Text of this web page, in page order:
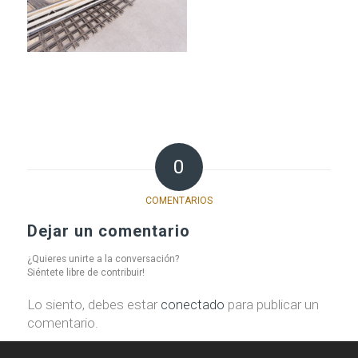
0
COMENTARIOS
Dejar un comentario
¿Quieres unirte a la conversación?
Siéntete libre de contribuir!
Lo siento, debes estar conectado para publicar un
comentario.